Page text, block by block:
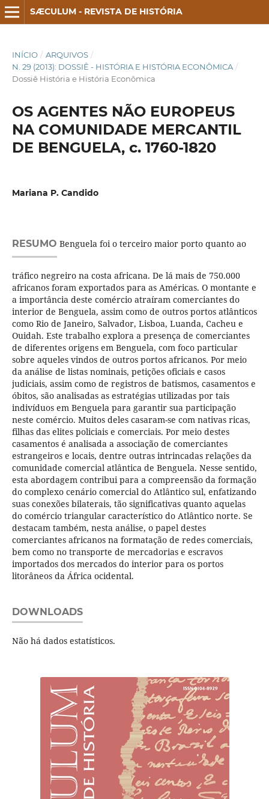
SÆCULUM - REVISTA DE HISTÓRIA
INÍCIO / ARQUIVOS /
N. 29 (2013): DOSSIÊ - HISTÓRIA E HISTÓRIA ECONÔMICA /
Dossiê História e História Econômica
OS AGENTES NÃO EUROPEUS
NA COMUNIDADE MERCANTIL
DE BENGUELA, c. 1760-1820
Mariana P. Candido
RESUMO Benguela foi o terceiro maior porto quanto ao
tráfico negreiro na costa africana. De lá mais de 750.000
africanos foram exportados para as Américas. O montante e
a importância deste comércio atraíram comerciantes do
interior de Benguela, assim como de outros portos atlânticos
como Rio de Janeiro, Salvador, Lisboa, Luanda, Cacheu e
Ouidah. Este trabalho explora a presença de comerciantes
de diferentes origens em Benguela, com foco particular
sobre aqueles vindos de outros portos africanos. Por meio
da análise de listas nominais, petições oficiais e casos
judiciais, assim como de registros de batismos, casamentos e
óbitos, são analisadas as estratégias utilizadas por tais
indivíduos em Benguela para garantir sua participação
neste comércio. Muitos deles casaram-se com nativas ricas,
filhas das elites policiais e comerciais. Por meio destes
casamentos é analisada a associação de comerciantes
estrangeiros e locais, dentre outras intrincadas relações da
comunidade comercial atlântica de Benguela. Nesse sentido,
esta abordagem contribui para a compreensão da formação
do complexo cenário comercial do Atlântico sul, enfatizando
suas conexões bilaterais, tão significativas quanto aquelas
do comércio triangular característico do Atlântico norte. Se
destacam também, nesta análise, o papel destes
comerciantes africanos na formatação de redes comerciais,
bem como no transporte de mercadorias e escravos
importados dos mercados do interior para os portos
litorâneos da África ocidental.
DOWNLOADS
Não há dados estatísticos.